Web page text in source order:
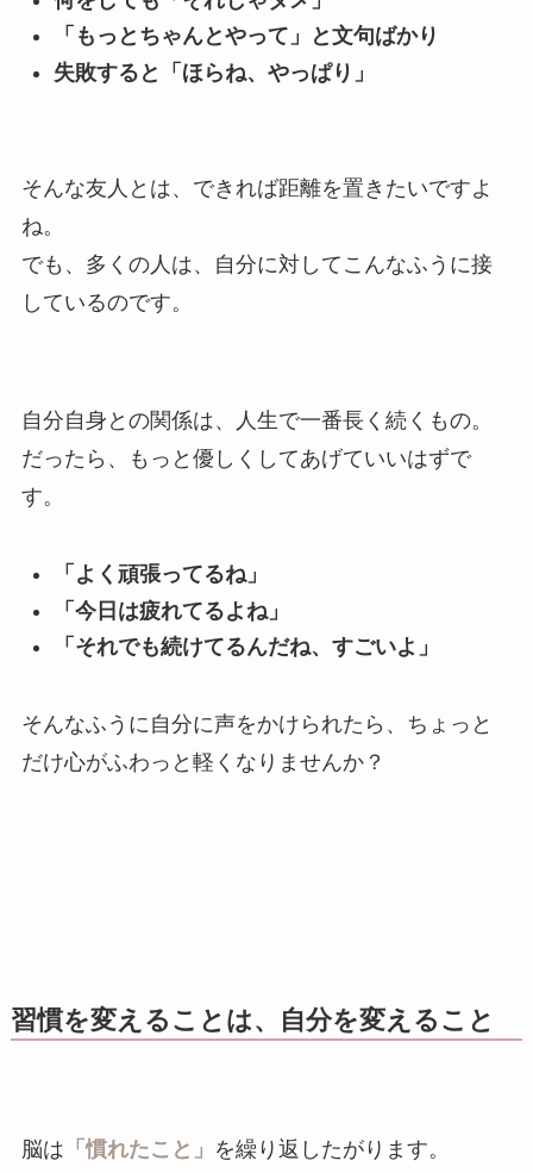
「もっとちゃんとやって」と文句ばかり
失敗すると「ほらね、やっぱり」
そんな友人とは、できれば距離を置きたいですよ
ね。
でも、多くの人は、自分に対してこんなふうに接
しているのです。
自分自身との関係は、人生で一番長く続くもの。
だったら、もっと優しくしてあげていいはずで
す。
「よく頑張ってるね」
「今日は疲れてるよね」
「それでも続けてるんだね、すごいよ」
そんなふうに自分に声をかけられたら、ちょっと
だけ心がふわっと軽くなりませんか？
習慣を変えることは、自分を変えること
脳は 「慣れたこと」 を繰り返したがります。